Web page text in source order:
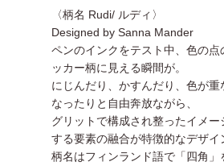
〈柄名 Rudi/ ルディ〉
Designed by Sanna Mander
ペンのインクをテスト中、色の点
ッカー柄に見える瞬間が。
にじんだり、かすんだり、色が重
なったりと自由奔放ながら、
グリットで構成され整ったイメー
する要素の融合が特徴的なデザイ
柄名はフィンランド語で「四角」